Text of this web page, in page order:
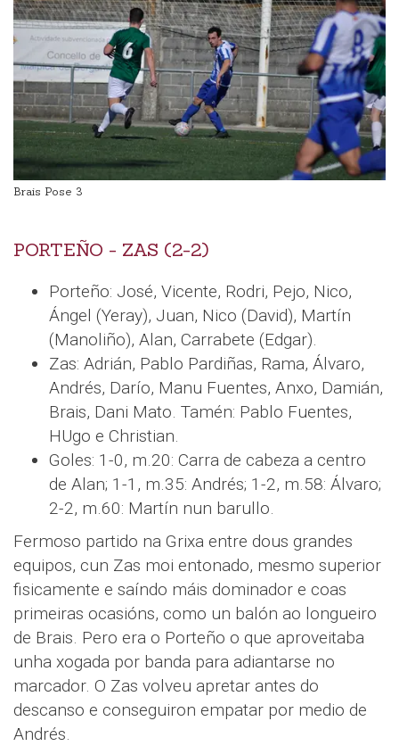
Brais Pose 3
PORTEÑO - ZAS (2-2)
Porteño: José, Vicente, Rodri, Pejo, Nico,
Ángel (Yeray), Juan, Nico (David), Martín
(Manoliño), Alan, Carrabete (Edgar).
Zas: Adrián, Pablo Pardiñas, Rama, Álvaro,
Andrés, Darío, Manu Fuentes, Anxo, Damián,
Brais, Dani Mato. Tamén: Pablo Fuentes,
HUgo e Christian.
Goles: 1-0, m.20: Carra de cabeza a centro
de Alan; 1-1, m.35: Andrés; 1-2, m.58: Álvaro;
2-2, m.60: Martín nun barullo.
Fermoso partido na Grixa entre dous grandes
equipos, cun Zas moi entonado, mesmo superior
fisicamente e saíndo máis dominador e coas
primeiras ocasións, como un balón ao longueiro
de Brais. Pero era o Porteño o que aproveitaba
unha xogada por banda para adiantarse no
marcador. O Zas volveu apretar antes do
descanso e conseguiron empatar por medio de
Andrés.